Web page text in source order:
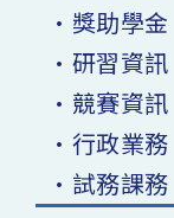
•獎助學金
•研習資訊
•競賽資訊
•行政業務
•試務課務